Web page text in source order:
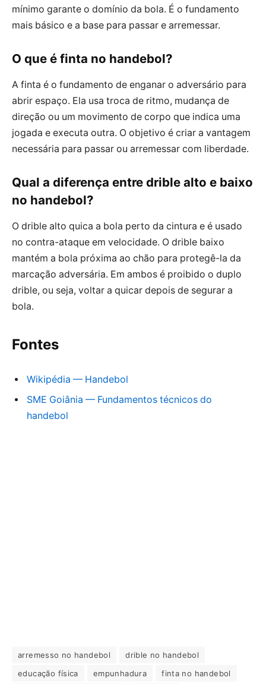
mínimo garante o domínio da bola. É o fundamento
mais básico e a base para passar e arremessar.
O que é finta no handebol?
A finta é o fundamento de enganar o adversário para
abrir espaço. Ela usa troca de ritmo, mudança de
direção ou um movimento de corpo que indica uma
jogada e executa outra. O objetivo é criar a vantagem
necessária para passar ou arremessar com liberdade.
Qual a diferença entre drible alto e baixo
no handebol?
O drible alto quica a bola perto da cintura e é usado
no contra-ataque em velocidade. O drible baixo
mantém a bola próxima ao chão para protegê-la da
marcação adversária. Em ambos é proibido o duplo
drible, ou seja, voltar a quicar depois de segurar a
bola.
Fontes
Wikipédia — Handebol
SME Goiânia — Fundamentos técnicos do
handebol
arremesso no handebol
drible no handebol
educação física
empunhadura finta no handebol